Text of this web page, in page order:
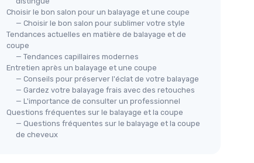
Choisir le bon salon pour un balayage et une coupe
— Choisir le bon salon pour sublimer votre style
Tendances actuelles en matière de balayage et de
coupe
— Tendances capillaires modernes
Entretien après un balayage et une coupe
— Conseils pour préserver l'éclat de votre balayage
— Gardez votre balayage frais avec des retouches
— L'importance de consulter un professionnel
Questions fréquentes sur le balayage et la coupe
— Questions fréquentes sur le balayage et la coupe
de cheveux